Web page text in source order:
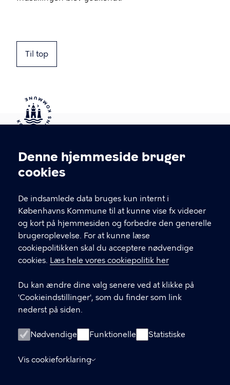
Cookieindstillinger
Denne hjemmeside bruger
cookies
De indsamlede data bruges kun internt i
Københavns Kommune til at kunne vise fx videoer
og kort på hjemmesiden og forbedre den generelle
brugeroplevelse. For at kunne læse
cookiepolitikken skal du acceptere nødvendige
cookies. Læs hele vores cookiepolitik her
Du kan ændre dine valg senere ved at klikke på
'Cookieindstillinger', som du finder som link
nederst på siden.
Nødvendige Funktionelle Statistiske
Vis cookieforklaring
Til top
Kontakt Københavns Kommune
T
fFind andre kontakter her
CVR-nummer64942212
GENVEJE
Digital Post
Databeskyttelse
Tilgængelighedserklæring
Om hjemmesiden